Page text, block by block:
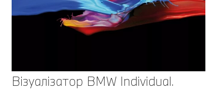
Візуалізатор BMW Individual.